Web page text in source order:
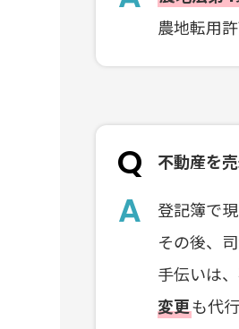
農地転用
不動産を
登記簿で
その後、
手伝いは
変更も代